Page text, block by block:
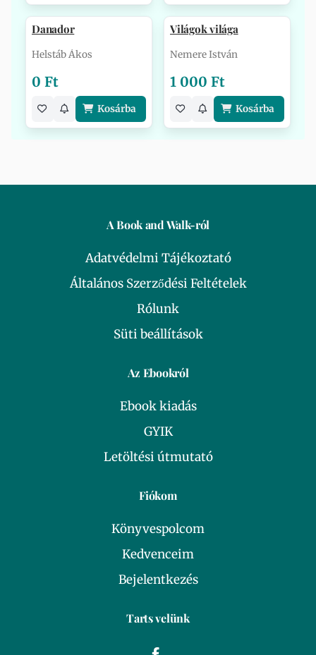
Danador
Helstáb Ákos
0 Ft
Kosárba
Világok világa
Nemere István
1 000 Ft
Kosárba
A Book and Walk-ról
Adatvédelmi Tájékoztató
Általános Szerződési Feltételek
Rólunk
Süti beállítások
Az Ebookról
Ebook kiadás
GYIK
Letöltési útmutató
Fiókom
Könyvespolcom
Kedvenceim
Bejelentkezés
Tarts velünk